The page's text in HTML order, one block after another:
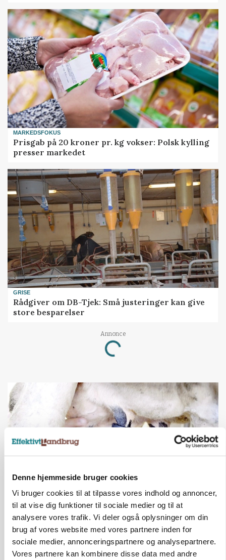
Denne hjemmeside bruger cookies
Vi bruger cookies til at tilpasse vores indhold og annoncer,
til at vise dig funktioner til sociale medier og til at
analysere vores trafik. Vi deler også oplysninger om din
brug af vores website med vores partnere inden for
sociale medier, annonceringspartnere og analysepartnere.
Vores partnere kan kombinere disse data med andre
MARKEDSFOKUS
Prisgab på 20 kroner pr. kg vokser: Polsk kylling
presser markedet
GRISE
Rådgiver om DB-Tjek: Små justeringer kan give
store besparelser
Annonce
Loading...
MARKED
Russisk mælkepris dykker 23 procent
Annonce